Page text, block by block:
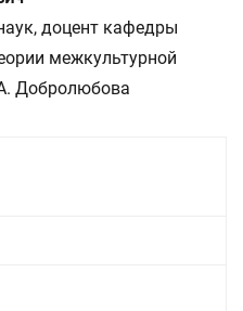
доцент кафедры
межкультурной
Добролюбова